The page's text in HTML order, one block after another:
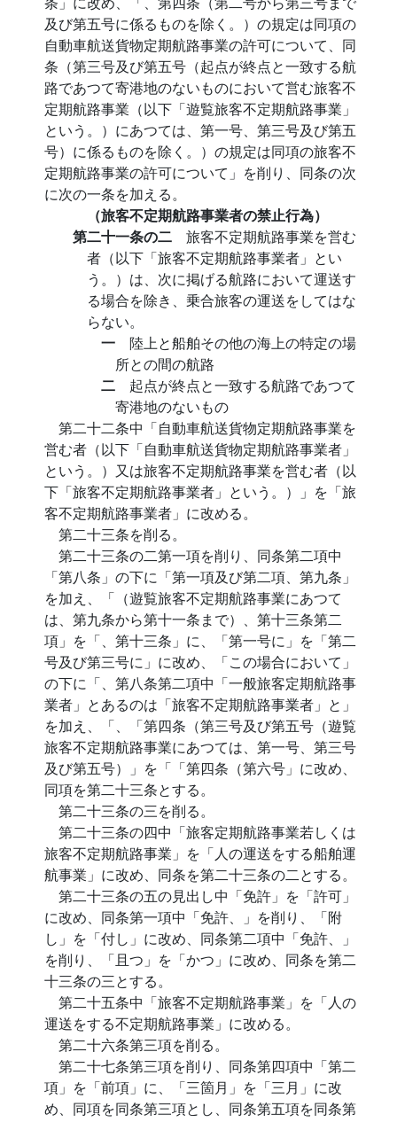
及び第五号に係るものを除く。）の規定は同項の
自動車航送貨物定期航路事業の許可について、同
条（第三号及び第五号（起点が終点と一致する航
路であつて寄港地のないものにおいて営む旅客不
定期航路事業（以下「遊覧旅客不定期航路事業」
という。）にあつては、第一号、第三号及び第五
号）に係るものを除く。）の規定は同項の旅客不
定期航路事業の許可について」を削り、同条の次
に次の一条を加える。
（旅客不定期航路事業者の禁止行為）
第二十一条の二 旅客不定期航路事業を営む
者（以下「旅客不定期航路事業者」とい
う。）は、次に掲げる航路において運送す
る場合を除き、乗合旅客の運送をしてはな
らない。
一 陸上と船舶その他の海上の特定の場
所との間の航路
二 起点が終点と一致する航路であつて
寄港地のないもの
第二十二条中「自動車航送貨物定期航路事業を
営む者（以下「自動車航送貨物定期航路事業者」
という。）又は旅客不定期航路事業を営む者（以
下「旅客不定期航路事業者」という。）」を「旅
客不定期航路事業者」に改める。
第二十三条を削る。
第二十三条の二第一項を削り、同条第二項中
「第八条」の下に「第一項及び第二項、第九条」
を加え、「（遊覧旅客不定期航路事業にあつて
は、第九条から第十一条まで）、第十三条第二
項」を「、第十三条」に、「第一号に」を「第二
号及び第三号に」に改め、「この場合において」
の下に「、第八条第二項中「一般旅客定期航路事
業者」とあるのは「旅客不定期航路事業者」と」
を加え、「、「第四条（第三号及び第五号（遊覧
旅客不定期航路事業にあつては、第一号、第三号
及び第五号）」を「「第四条（第六号」に改め、
同項を第二十三条とする。
第二十三条の三を削る。
第二十三条の四中「旅客定期航路事業若しくは
旅客不定期航路事業」を「人の運送をする船舶運
航事業」に改め、同条を第二十三条の二とする。
第二十三条の五の見出し中「免許」を「許可」
に改め、同条第一項中「免許、」を削り、「附
し」を「付し」に改め、同条第二項中「免許、」
を削り、「且つ」を「かつ」に改め、同条を第二
十三条の三とする。
第二十五条中「旅客不定期航路事業」を「人の
運送をする不定期航路事業」に改める。
第二十六条第三項を削る。
第二十七条第三項を削り、同条第四項中「第二
項」を「前項」に、「三箇月」を「三月」に改
め、同項を同条第三項とし、同条第五項を同条第